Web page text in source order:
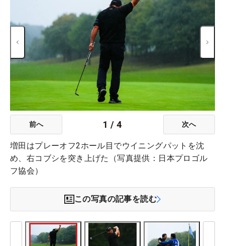
前へ 1 /4 次へ
増田はプレーオフ2ホール目でウイニングパットを沈
め、右コブシを突き上げた（写真提供：日本プロゴル
フ協会）
この写真の記事を読む